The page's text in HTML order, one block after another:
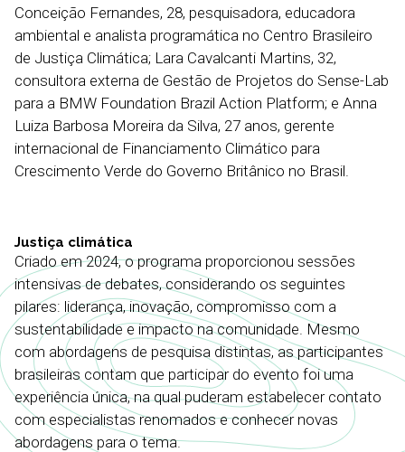
Conceição Fernandes, 28, pesquisadora, educadora
ambiental e analista programática no Centro Brasileiro
de Justiça Climática; Lara Cavalcanti Martins, 32,
consultora externa de Gestão de Projetos do Sense-Lab
para a BMW Foundation Brazil Action Platform; e Anna
Luiza Barbosa Moreira da Silva, 27 anos, gerente
internacional de Financiamento Climático para
Crescimento Verde do Governo Britânico no Brasil.
Justiça climática
Criado em 2024, o programa proporcionou sessões
intensivas de debates, considerando os seguintes
pilares: liderança, inovação, compromisso com a
sustentabilidade e impacto na comunidade. Mesmo
com abordagens de pesquisa distintas, as participantes
brasileiras contam que participar do evento foi uma
experiência única, na qual puderam estabelecer contato
com especialistas renomados e conhecer novas
abordagens para o tema.